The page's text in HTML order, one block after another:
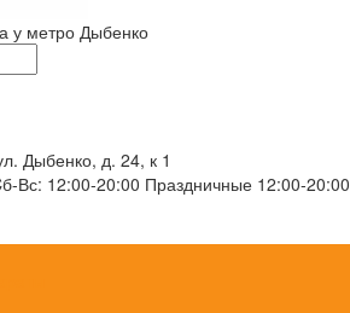
у метро Дыбенко
Дыбенко, д. 24, к 1
Вс: 12:00-20:00 Праздничные 12:00-20:00